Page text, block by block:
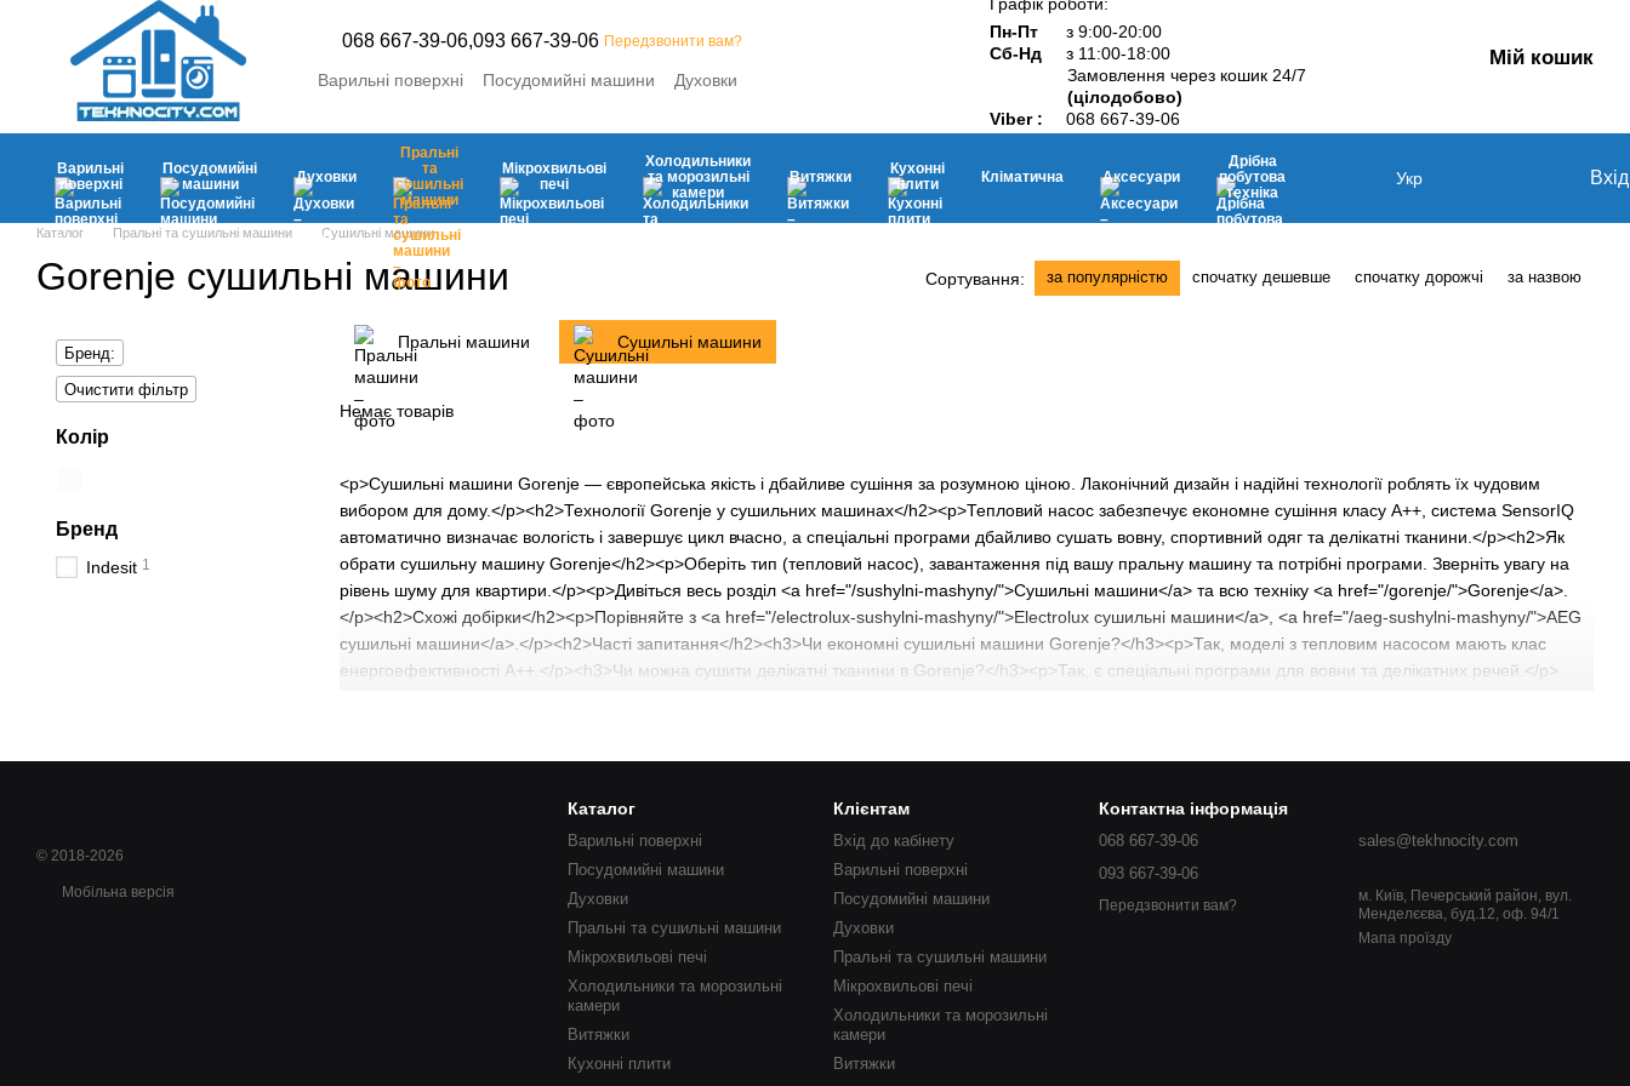
Перейти до основного контенту
068 667-39-06,093 667-39-06 Передзвонити вам?
Варильні поверхні Посудомийні машини
Духовки
Холодильники та морозильні камери
Витяжки
Кухонні плити
Кліматична
Аксесуари Дрібна побутова техніка
Пн-Пт
з 9:00-20:00
Сб-Нд
з 11:00-18:00
Замовлення через кошик 24/7
(цілодобово)
Viber :
068 667-39-06
Мій кошик
Варильні
поверхні
Посудомийні
машини
Духовки
Пральні
та
сушильні
машини
Мікрохвильові
печі
Холодильники
та морозильні
камери
Витяжки
Кухонні
плити
Кліматична Аксесуари
Дрібна
побутова
техніка
Укр Вхід
Каталог Пральні та сушильні машини Сушильні машини
Gorenje сушильні машини Сортування: за популярністю спочатку дешевше спочатку дорожчі за назвою
Пральні машини Сушильні машини
<p>Сушильні машини Gorenje — європейська якість і дбайливе сушіння за розумною ціною. Лаконічний дизайн і надійні технології роблять їх чудовим
вибором для дому.</p><h2>Технології Gorenje у сушильних машинах</h2><p>Тепловий насос забезпечує економне сушіння класу A++, система SensorIQ
автоматично визначає вологість і завершує цикл вчасно, а спеціальні програми дбайливо сушать вовну, спортивний одяг та делікатні тканини.</p><h2>Як
обрати сушильну машину Gorenje</h2><p>Оберіть тип (тепловий насос), завантаження під вашу пральну машину та потрібні програми. Зверніть увагу на
рівень шуму для квартири.</p><p>Дивіться весь розділ <a href="/sushylni-mashyny/">Сушильні машини</a> та всю техніку <a href="/gorenje/">Gorenje</a>.
</p><h2>Схожі добірки</h2><p>Порівняйте з <a href="/electrolux-sushylni-mashyny/">Electrolux сушильні машини</a>, <a href="/aeg-sushylni-mashyny/">AEG
сушильні машини</a>.</p><h2>Часті запитання</h2><h3>Чи економні сушильні машини Gorenje?</h3><p>Так, моделі з тепловим насосом мають клас
енергоефективності A++.</p><h3>Чи можна сушити делікатні тканини в Gorenje?</h3><p>Так, є спеціальні програми для вовни та делікатних речей.</p>
є гарантія на Gorenje?","acceptedAnswer":{"@type":"Answer","text":"Так, уся техніка з офіційною гарантією виробника."}}]}</script>
Немає товарів
Бренд:
Очистити фільтр
Колір
Бренд
Indesit 1
© 2018-2026
Мобільна версія
Каталог
Варильні поверхні
Посудомийні машини
Духовки
Пральні та сушильні машини
Мікрохвильові печі
Холодильники та морозильні
камери
Витяжки
Кухонні плити
Клієнтам
Вхід до кабінету
Варильні поверхні
Посудомийні машини
Духовки
Пральні та сушильні машини
Мікрохвильові печі
Холодильники та морозильні
камери
Витяжки
Контактна інформація
068 667-39-06
093 667-39-06
Передзвонити вам?
sales@tekhnocity.com
м. Київ, Печерський район, вул.
Менделєєва, буд.12, оф. 94/1
Мапа проїзду